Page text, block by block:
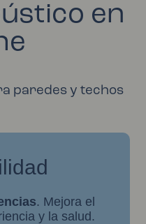
en
paredes y techos
. Mejora el
y la salud.